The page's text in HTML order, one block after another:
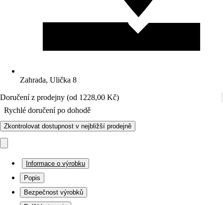
Zahrada, Ulička 8
Doručení z prodejny (od 1228,00 Kč)
Rychlé doručení po dohodě
Zkontrolovat dostupnost v nejbližší prodejně
Informace o výrobku
Popis
Bezpečnost výrobků